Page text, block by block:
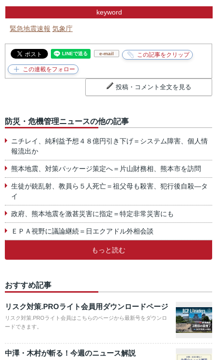
keyword
緊急地震速報 気象庁
e-mail
投稿・コメント全文を見る
防災・危機管理ニュースの他の記事
ニチレイ、純利益予想４８億円引き下げ＝システム障害、個人情
報流出か
熊本地震、対策パッケージ策定へ＝片山財務相、熊本市を訪問
生徒が銃乱射、教員ら５人死亡＝祖父母も殺害、犯行後自殺―タ
イ
政府、熊本地震を激甚災害に指定＝特定非常災害にも
ＥＰＡ視野に議論継続＝日エクアドル外相会談
もっと読む
おすすめ記事
リスク対策.PROライト会員用ダウンロードページ
リスク対策.PROライト会員はこちらのページから最新号をダウンロ
ードできます。
中澤・木村が斬る！今週のニュース解説